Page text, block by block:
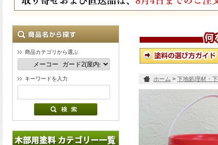
商品カテゴリから選ぶ
キーワードを入力 ホーム > 下地処理材・